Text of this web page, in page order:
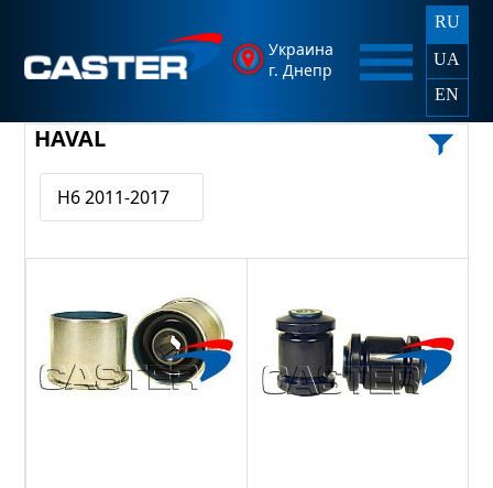
Украина
г. Днепр
RU
UA
EN
HAVAL
H6 2011-2017